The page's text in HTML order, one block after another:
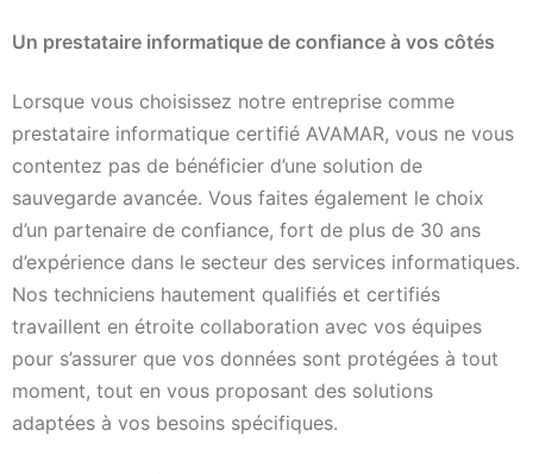
Un prestataire informatique de confiance à vos côtés
Lorsque vous choisissez notre entreprise comme
prestataire informatique certifié AVAMAR, vous ne vous
contentez pas de bénéficier d’une solution de
sauvegarde avancée. Vous faites également le choix
d’un partenaire de confiance, fort de plus de 30 ans
d’expérience dans le secteur des services informatiques.
Nos techniciens hautement qualifiés et certifiés
travaillent en étroite collaboration avec vos équipes
pour s’assurer que vos données sont protégées à tout
moment, tout en vous proposant des solutions
adaptées à vos besoins spécifiques.